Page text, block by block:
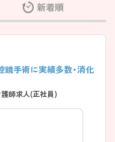
新着順
鏡手術に実績多数・消化
師求人(正社員)